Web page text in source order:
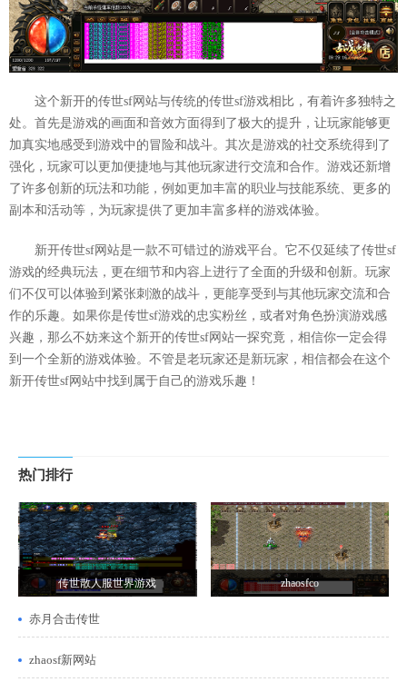
这个新开的传世sf网站与传统的传世sf游戏相比，有着许多独特之
处。首先是游戏的画面和音效方面得到了极大的提升，让玩家能够更
加真实地感受到游戏中的冒险和战斗。其次是游戏的社交系统得到了
强化，玩家可以更加便捷地与其他玩家进行交流和合作。游戏还新增
了许多创新的玩法和功能，例如更加丰富的职业与技能系统、更多的
副本和活动等，为玩家提供了更加丰富多样的游戏体验。
新开传世sf网站是一款不可错过的游戏平台。它不仅延续了传世sf
游戏的经典玩法，更在细节和内容上进行了全面的升级和创新。玩家
们不仅可以体验到紧张刺激的战斗，更能享受到与其他玩家交流和合
作的乐趣。如果你是传世sf游戏的忠实粉丝，或者对角色扮演游戏感
兴趣，那么不妨来这个新开的传世sf网站一探究竟，相信你一定会得
到一个全新的游戏体验。不管是老玩家还是新玩家，相信都会在这个
新开传世sf网站中找到属于自己的游戏乐趣！
热门排行
传世散人服世界游戏 zhaosfco
赤月合击传世
zhaosf新网站